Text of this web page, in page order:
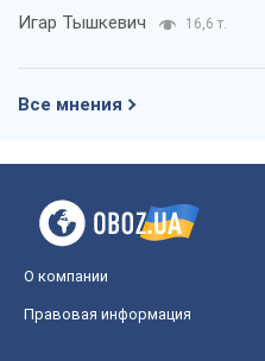
Игар Тышкевич 16,6 т.
Все мнения
О компании
Правовая информация